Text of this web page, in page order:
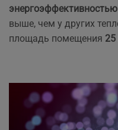
выше, чем у других
площадь помещения 25